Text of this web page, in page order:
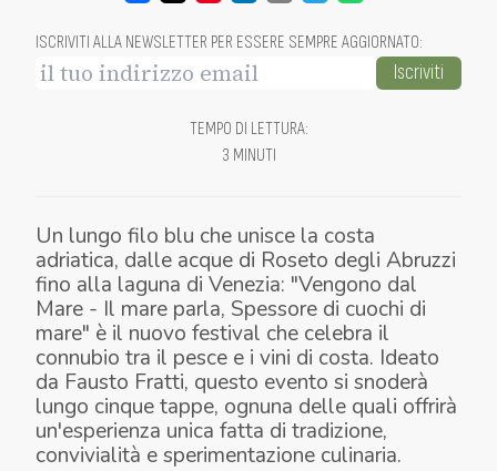
ISCRIVITI ALLA NEWSLETTER PER ESSERE SEMPRE AGGIORNATO:
Iscriviti
TEMPO DI LETTURA:
3 MINUTI
Un lungo filo blu che unisce la costa
adriatica, dalle acque di Roseto degli Abruzzi
fino alla laguna di Venezia: "Vengono dal
Mare - Il mare parla, Spessore di cuochi di
mare" è il nuovo festival che celebra il
connubio tra il pesce e i vini di costa. Ideato
da Fausto Fratti, questo evento si snoderà
lungo cinque tappe, ognuna delle quali offrirà
un'esperienza unica fatta di tradizione,
convivialità e sperimentazione culinaria.